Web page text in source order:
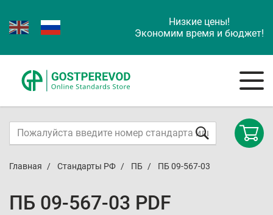
Низкие цены!
Экономим время и бюджет!
Главная Стандарты РФ ПБ ПБ 09-567-03
ПБ 09-567-03 PDF